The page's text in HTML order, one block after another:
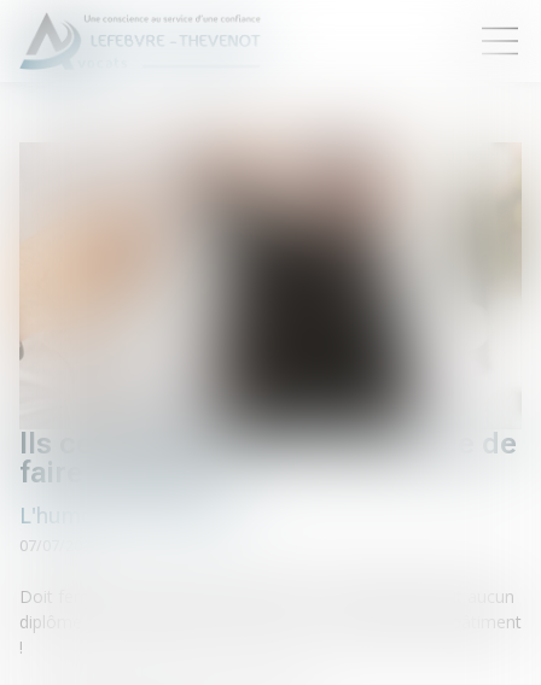
Ils coupent les pattes, plutôt que de
faire du plâtre
L'humour et la justice
07/07/2021
Doit fermer un salon de coiffure dont les employés n’ont aucun
diplôme en la matière et sont en fait … des ouvriers du bâtiment
!